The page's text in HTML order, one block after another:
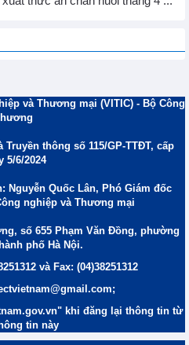
và Thương mại (VITIC) - Bộ Công
thông số 115/GP-TTĐT, cấp
5/6/2024
Nguyễn Quốc Lân, Phó Giám đốc
nghiệp và Thương mại
số 655 Phạm Văn Đồng, phường
phố Hà Nội.
và Fax: (04)38251312
khi đăng lại thông tin từ
tin này